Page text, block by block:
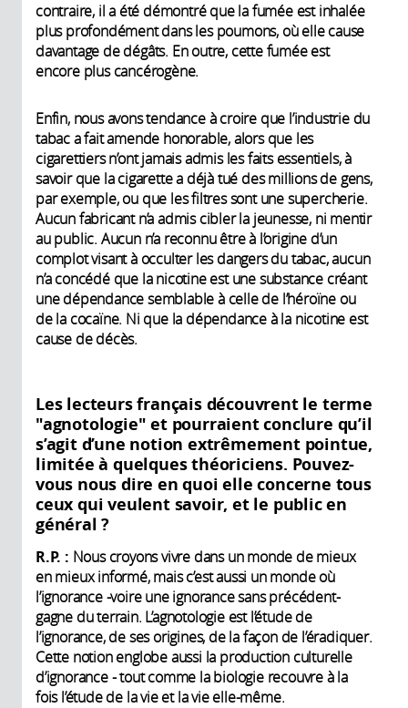
contraire, il a été démontré que la fumée est inhalée
plus profondément dans les poumons, où elle cause
davantage de dégâts. En outre, cette fumée est
encore plus cancérogène.
Enfin, nous avons tendance à croire que l’industrie du
tabac a fait amende honorable, alors que les
cigarettiers n’ont jamais admis les faits essentiels, à
savoir que la cigarette a déjà tué des millions de gens,
par exemple, ou que les filtres sont une supercherie.
Aucun fabricant n’a admis cibler la jeunesse, ni mentir
au public. Aucun n’a reconnu être à l’origine d’un
complot visant à occulter les dangers du tabac, aucun
n’a concédé que la nicotine est une substance créant
une dépendance semblable à celle de l’héroïne ou
de la cocaïne. Ni que la dépendance à la nicotine est
cause de décès.
Les lecteurs français découvrent le terme
"agnotologie" et pourraient conclure qu’il
s’agit d’une notion extrêmement pointue,
limitée à quelques théoriciens. Pouvez-
vous nous dire en quoi elle concerne tous
ceux qui veulent savoir, et le public en
général ?
R.P. : Nous croyons vivre dans un monde de mieux
en mieux informé, mais c’est aussi un monde où
l’ignorance -voire une ignorance sans précédent-
gagne du terrain. L’agnotologie est l’étude de
l’ignorance, de ses origines, de la façon de l’éradiquer.
Cette notion englobe aussi la production culturelle
d’ignorance - tout comme la biologie recouvre à la
fois l’étude de la vie et la vie elle-même.